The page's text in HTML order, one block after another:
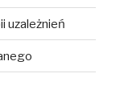
uzależnień